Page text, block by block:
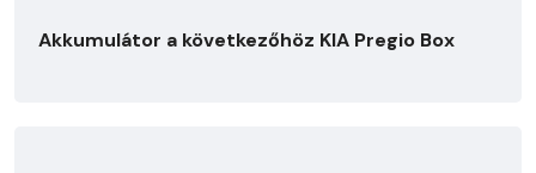
Akkumulátor a következőhöz KIA Pregio Box